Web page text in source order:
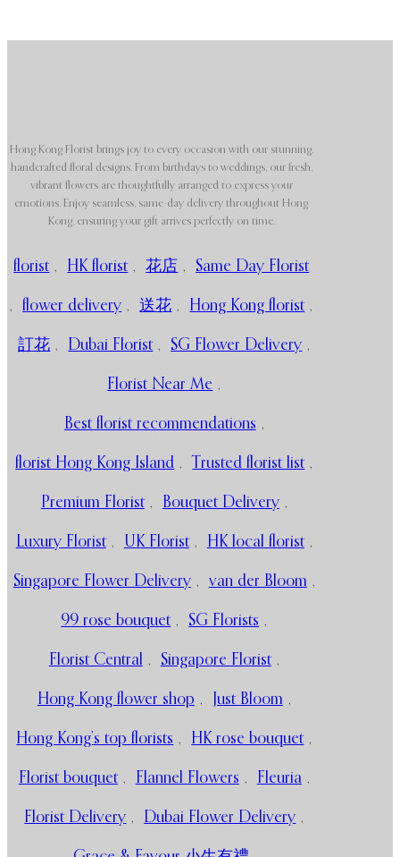
Hong Kong Florist brings joy to every occasion with our stunning,
handcrafted floral designs. From birthdays to weddings, our fresh,
vibrant flowers are thoughtfully arranged to express your
emotions. Enjoy seamless, same-day delivery throughout Hong
Kong, ensuring your gift arrives perfectly on time.
florist , HK florist , 花店 , Same Day Florist
, flower delivery , 送花 , Hong Kong florist ,
訂花 , Dubai Florist , SG Flower Delivery ,
Florist Near Me ,
Best florist recommendations ,
florist Hong Kong Island , Trusted florist list ,
Premium Florist , Bouquet Delivery ,
Luxury Florist , UK Florist , HK local florist ,
Singapore Flower Delivery , van der Bloom ,
99 rose bouquet , SG Florists ,
Florist Central , Singapore Florist ,
Hong Kong flower shop , Just Bloom ,
Hong Kong’s top florists , HK rose bouquet ,
Florist bouquet , Flannel Flowers , Fleuria ,
Florist Delivery , Dubai Flower Delivery ,